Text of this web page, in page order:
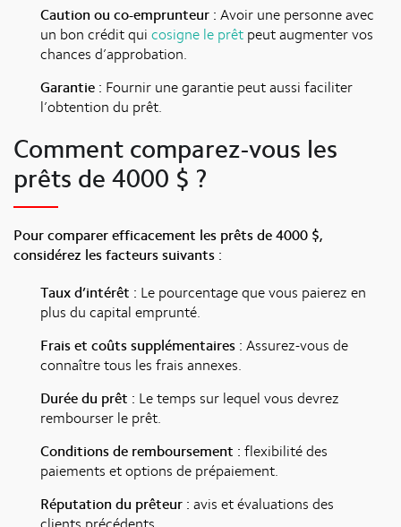
Caution ou co-emprunteur : Avoir une personne avec
un bon crédit qui cosigne le prêt peut augmenter vos
chances d’approbation.
Garantie : Fournir une garantie peut aussi faciliter
l’obtention du prêt.
Comment comparez-vous les
prêts de 4000 $ ?
Pour comparer efficacement les prêts de 4000 $,
considérez les facteurs suivants :
Taux d’intérêt : Le pourcentage que vous paierez en
plus du capital emprunté.
Frais et coûts supplémentaires : Assurez-vous de
connaître tous les frais annexes.
Durée du prêt : Le temps sur lequel vous devrez
rembourser le prêt.
Conditions de remboursement : flexibilité des
paiements et options de prépaiement.
Réputation du prêteur : avis et évaluations des